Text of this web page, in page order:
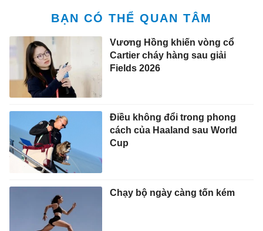
BẠN CÓ THỂ QUAN TÂM
Vương Hồng khiến vòng cổ
Cartier cháy hàng sau giải
Fields 2026
Điều không đổi trong phong
cách của Haaland sau World
Cup
Chạy bộ ngày càng tốn kém